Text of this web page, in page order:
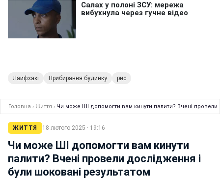
Лайфхакі Прибирання будинку рис
Головна › Життя › Чи може ШІ допомогти вам кинути палити? Вчені провели
ЖИТТЯ 18 лютого 2025 · 19:16
Чи може ШІ допомогти вам кинути
палити? Вчені провели дослідження і
були шоковані результатом